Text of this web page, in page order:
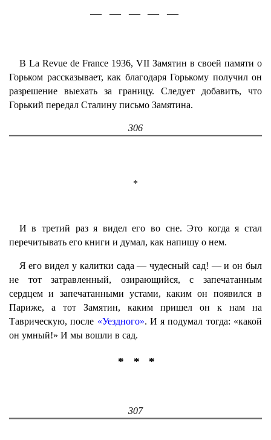
— — — — —
В La Revue de France 1936, VII Замятин в своей памяти о
Горьком рассказывает, как благодаря Горькому получил он
разрешение выехать за границу. Следует добавить, что
Горький передал Сталину письмо Замятина.
306
*
И в третий раз я видел его во сне. Это когда я стал
перечитывать его книги и думал, как напишу о нем.
Я его видел у калитки сада — чудесный сад! — и он был
не тот затравленный, озирающийся, с запечатанным
сердцем и запечатанными устами, каким он появился в
Париже, а тот Замятин, каким пришел он к нам на
Таврическую, после «Уездного». И я подумал тогда: «какой
он умный!» И мы вошли в сад.
* * *
307